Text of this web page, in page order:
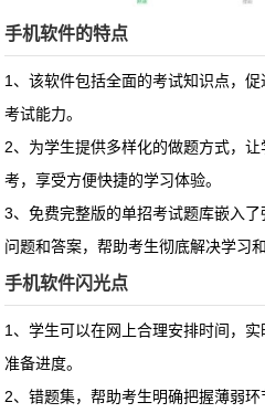
手机软件的特点
1、该软件包括全面的考试知识点，
考试能力。
2、为学生提供多样化的做题方式，
考，享受方便快捷的学习体验。
3、免费完整版的单招考试题库嵌入
问题和答案，帮助考生彻底解决学习
手机软件闪光点
1、学生可以在网上合理安排时间，
准备进度。
2、错题集，帮助考生明确把握薄弱环